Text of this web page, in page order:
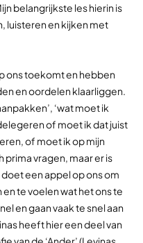
belangrijkste les hierin is
luisteren en kijken met
ons toekomt en hebben
en oordelen klaarliggen.
‘wat moet ik
of moet ik dat juist
of moet ik op mijn
prima vragen, maar er is
een appel op ons om
te voelen wat het ons te
en gaan vaak te snel aan
heeft hier een deel van